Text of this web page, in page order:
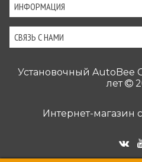
ИНФОРМАЦИЯ
СВЯЗЬ С НАМИ
Установочный AutoBee
лет
Интернет-магазин